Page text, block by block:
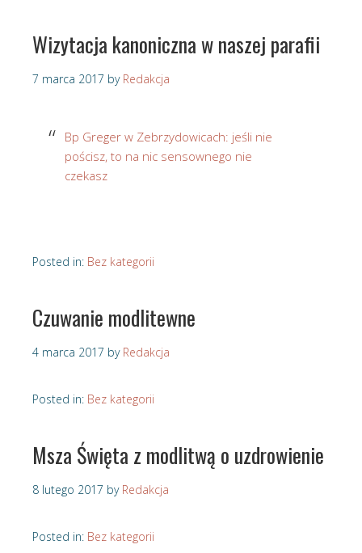
Wizytacja kanoniczna w naszej parafii
7 marca 2017 by Redakcja
Bp Greger w Zebrzydowicach: jeśli nie
pościsz, to na nic sensownego nie
czekasz
Posted in: Bez kategorii
Czuwanie modlitewne
4 marca 2017 by Redakcja
Posted in: Bez kategorii
Msza Święta z modlitwą o uzdrowienie
8 lutego 2017 by Redakcja
Posted in: Bez kategorii